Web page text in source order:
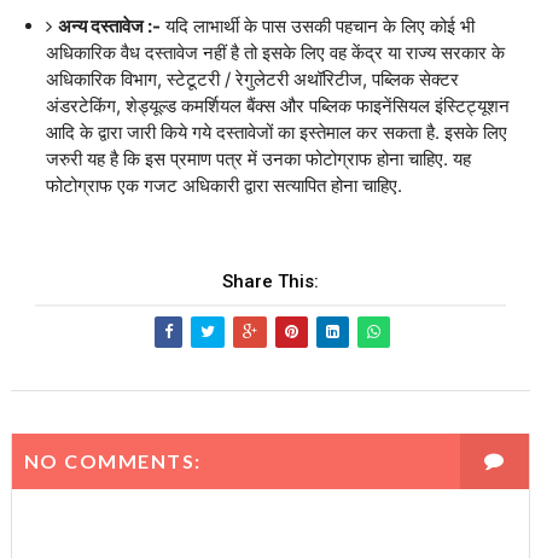
अन्य दस्तावेज :- यदि लाभार्थी के पास उसकी पहचान के लिए कोई भी
अधिकारिक वैध दस्तावेज नहीं है तो इसके लिए वह केंद्र या राज्य सरकार के
अधिकारिक विभाग, स्टेटूटरी / रेगुलेटरी अथॉरिटीज, पब्लिक सेक्टर
अंडरटेकिंग, शेड्यूल्ड कमर्शियल बैंक्स और पब्लिक फाइनेंसियल इंस्टिट्यूशन
आदि के द्वारा जारी किये गये दस्तावेजों का इस्तेमाल कर सकता है. इसके लिए
जरुरी यह है कि इस प्रमाण पत्र में उनका फोटोग्राफ होना चाहिए. यह
फोटोग्राफ एक गजट अधिकारी द्वारा सत्यापित होना चाहिए.
Share This:
NO COMMENTS: